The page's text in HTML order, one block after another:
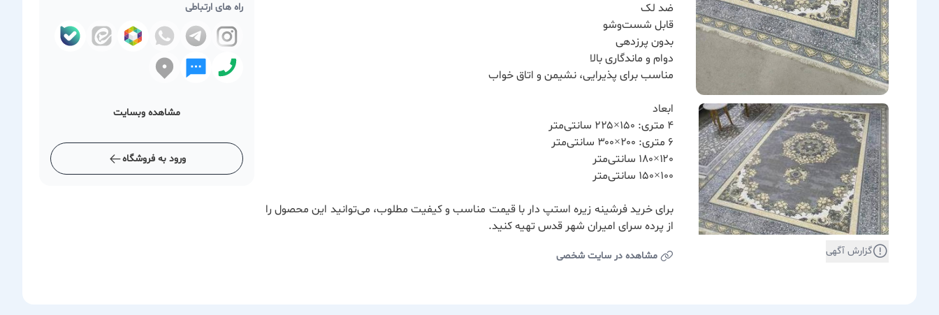
گزارش آگهی
ضد لک
قابل شست‌وشو
بدون پرزدهی
دوام و ماندگاری بالا
مناسب برای پذیرایی، نشیمن و اتاق خواب
ابعاد
۴ متری: ۱۵۰×۲۲۵ سانتی‌متر
۶ متری: ۲۰۰×۳۰۰ سانتی‌متر
۱۲۰×۱۸۰ سانتی‌متر
۱۰۰×۱۵۰ سانتی‌متر
برای خرید فرشینه زیره استپ دار با قیمت مناسب و کیفیت مطلوب، می‌توانید این محصول را
از پرده سرای امیران شهر قدس تهیه کنید.
مشاهده در سایت شخصی
راه های ارتباطی
مشاهده وبسایت
ورود به فروشگاه